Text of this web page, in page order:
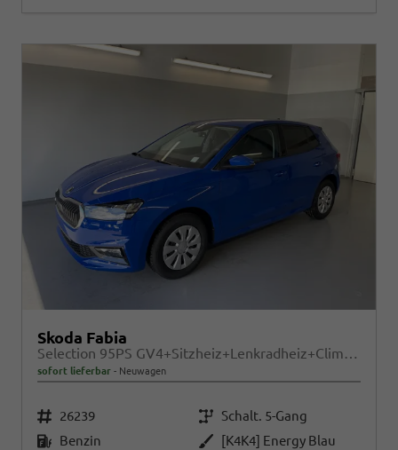
Skoda Fabia
Selection 95PS GV4+Sitzheiz+Lenkradheiz+Climatronic+Sunset+AppConnect+PDC
sofort lieferbar Neuwagen
Fahrzeugnr. 26239 Getriebe Schalt. 5-Gang
Kraftstoff Benzin Außenfarbe
[K4K4] Energy Blau